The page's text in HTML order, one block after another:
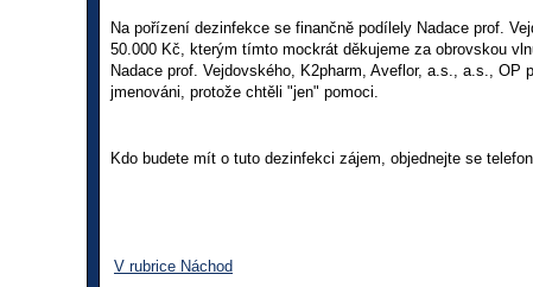
Na pořízení dezinfekce se finančně podílely Nadace prof.
50.000 Kč, kterým tímto mockrát děkujeme za obrovskou
Nadace prof. Vejdovského, K2pharm, Aveflor, a.s., a.s.,
jmenováni, protože chtěli "jen" pomoci.
Kdo budete mít o tuto dezinfekci zájem, objednejte se
V rubrice Náchod